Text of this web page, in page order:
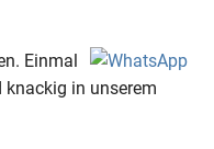
Einmal
in unserem